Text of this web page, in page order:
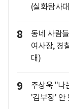
(실화탐사
8
동네 사람
여사장, 경
대)
9
주상욱 "나
'김부장'